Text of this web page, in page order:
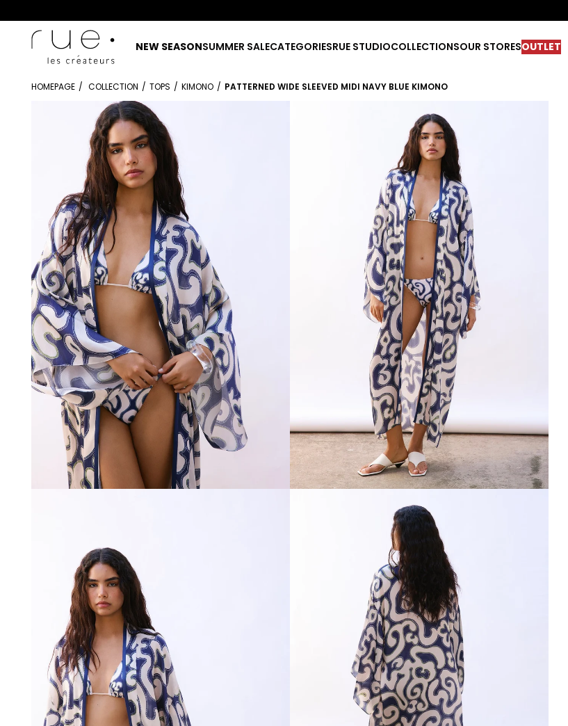
NEW SEASONSUMMER SALECATEGORIESRUE STUDIOCOLLECTIONSOUR STORESOUTLET
HOMEPAGE COLLECTION TOPS KIMONO PATTERNED WIDE SLEEVED MIDI NAVY BLUE KIMONO